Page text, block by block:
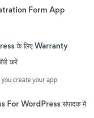
Form App
के लिए Warranty
करें
create your app
For WordPress संपादक में